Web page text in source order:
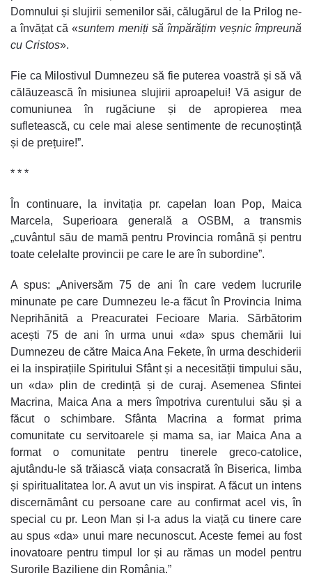
Domnului și slujirii semenilor săi, călugărul de la Prilog ne-
a învățat că «suntem meniți să împărățim veșnic împreună
cu Cristos».
Fie ca Milostivul Dumnezeu să fie puterea voastră și să vă
călăuzească în misiunea slujirii aproapelui! Vă asigur de
comuniunea în rugăciune și de apropierea mea
sufletească, cu cele mai alese sentimente de recunoștință
și de prețuire!”.
* * *
În continuare, la invitația pr. capelan Ioan Pop, Maica
Marcela, Superioara generală a OSBM, a transmis
„cuvântul său de mamă pentru Provincia română și pentru
toate celelalte provincii pe care le are în subordine”.
A spus: „Aniversăm 75 de ani în care vedem lucrurile
minunate pe care Dumnezeu le-a făcut în Provincia Inima
Neprihănită a Preacuratei Fecioare Maria. Sărbătorim
acești 75 de ani în urma unui «da» spus chemării lui
Dumnezeu de către Maica Ana Fekete, în urma deschiderii
ei la inspirațiile Spiritului Sfânt și a necesității timpului său,
un «da» plin de credință și de curaj. Asemenea Sfintei
Macrina, Maica Ana a mers împotriva curentului său și a
făcut o schimbare. Sfânta Macrina a format prima
comunitate cu servitoarele și mama sa, iar Maica Ana a
format o comunitate pentru tinerele greco-catolice,
ajutându-le să trăiască viața consacrată în Biserica, limba
și spiritualitatea lor. A avut un vis inspirat. A făcut un intens
discernământ cu persoane care au confirmat acel vis, în
special cu pr. Leon Man și l-a adus la viață cu tinere care
au spus «da» unui mare necunoscut. Aceste femei au fost
inovatoare pentru timpul lor și au rămas un model pentru
Surorile Baziliene din România.”